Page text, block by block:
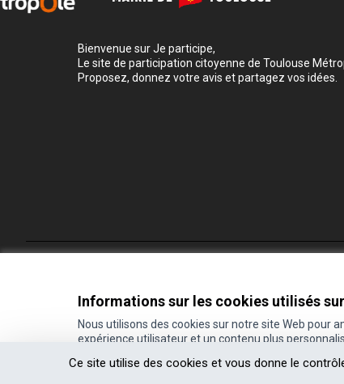
Ce site utilise des cookies et vous donne le
Informations sur les cookies utilisés
Nous utilisons des cookies sur notre site Web pour
expérience utilisateur et un contenu plus
Bienvenue sur Je participe,
Le site de participation citoyenne de Toulouse
Proposez, donnez votre avis et partagez vos idées.
(Lien externe)
Site réalisé grâce aulogiciel libre Decidim
(Lien externe)
.